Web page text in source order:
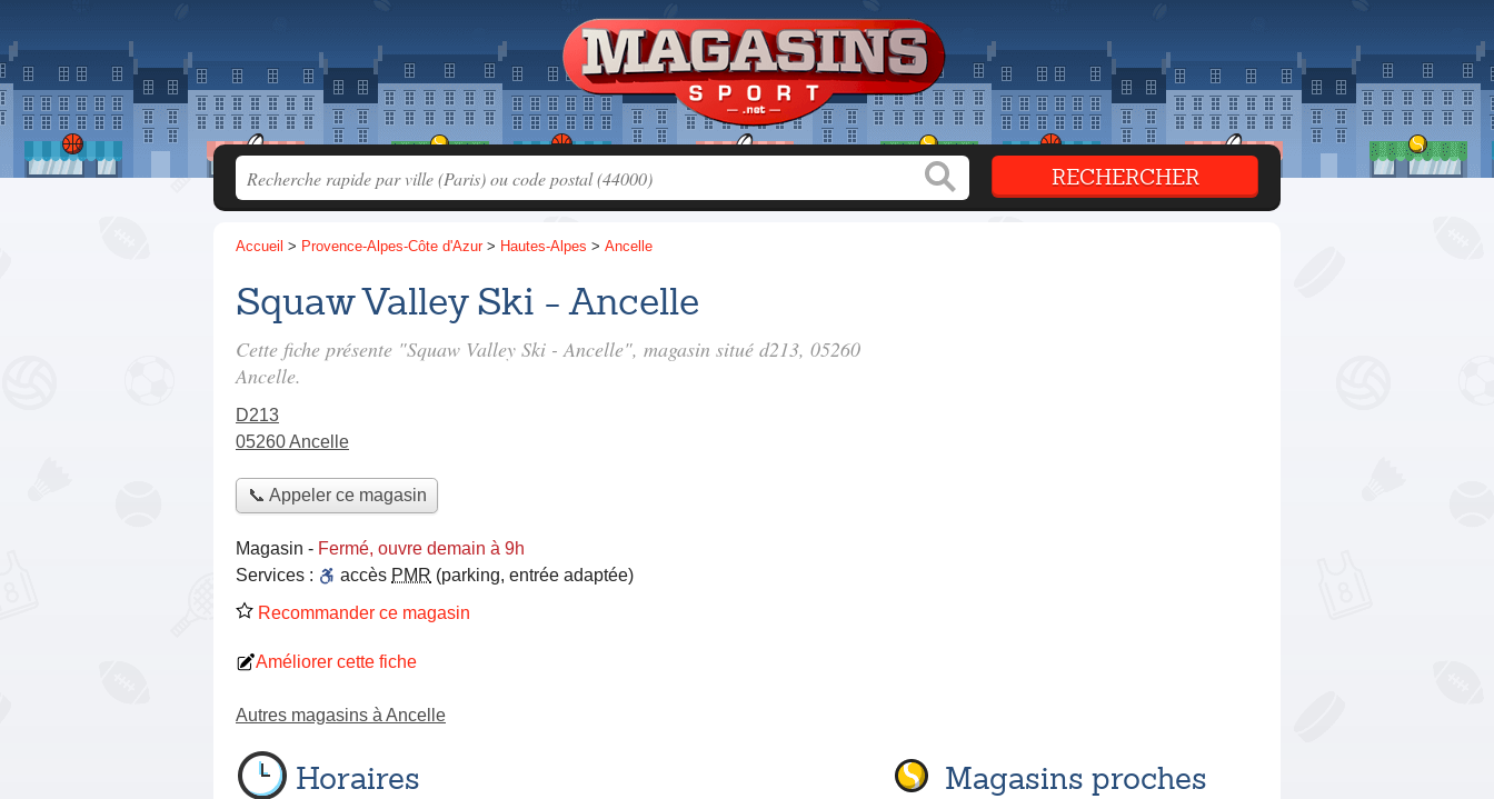
Accueil > Provence-Alpes-Côte d'Azur> Hautes-Alpes > Ancelle
Squaw Valley Ski - Ancelle
Cette fiche présente "Squaw Valley Ski - Ancelle", magasin situé d213, 05260
Ancelle.
D213
05260 Ancelle
📞 Appeler ce magasin
Magasin - Fermé, ouvre demain à 9h
Services :
accès PMR (parking, entrée adaptée)
Recommander ce magasin
Améliorer cette fiche
Autres magasins à Ancelle
Horaires Magasins proches